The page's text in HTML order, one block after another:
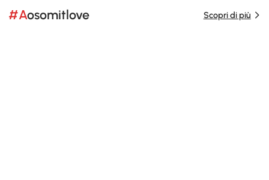
#Aosomitlove Scopri di più